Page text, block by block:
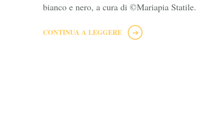
bianco e nero, a cura di ©Mariapia Statile.
CONTINUA A LEGGERE